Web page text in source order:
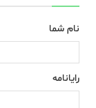
نام شما
رایانامه